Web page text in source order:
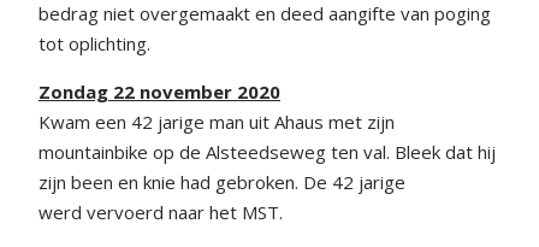
bedrag niet overgemaakt en deed aangifte van poging
tot oplichting.
Zondag 22 november 2020
Kwam een 42 jarige man uit Ahaus met zijn
mountainbike op de Alsteedseweg ten val. Bleek dat hij
zijn been en knie had gebroken. De 42 jarige
werd vervoerd naar het MST.